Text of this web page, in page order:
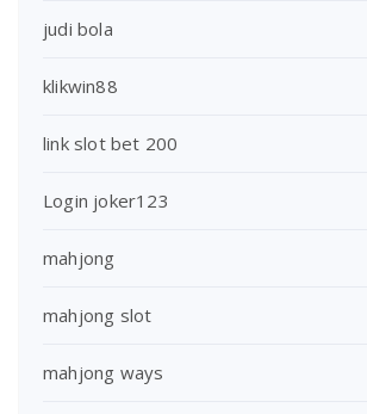
judi bola
klikwin88
link slot bet 200
Login joker123
mahjong
mahjong slot
mahjong ways